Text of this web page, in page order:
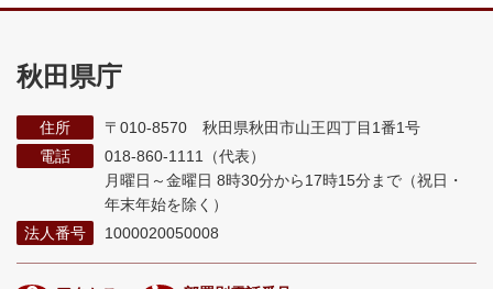
秋田県庁
住所
〒010-8570 秋田県秋田市山王四丁目1番1号
電話
018-860-1111（代表）
月曜日～金曜日 8時30分から17時15分まで （祝日・
年末年始を除く）
法人番号
1000020050008